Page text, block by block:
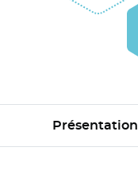
Présentation